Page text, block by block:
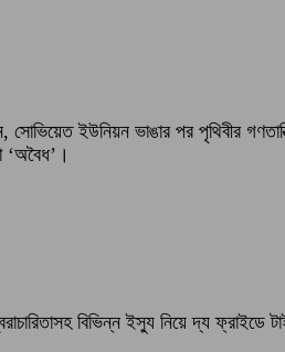
সোভিয়েত ইউনিয়ন ভাঙার পর পৃথিবীর
‘অবৈধ’।
বিভিন্ন ইস্যু নিয়ে দ্য